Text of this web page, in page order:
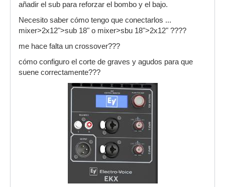
añadir el sub para reforzar el bombo y el bajo.
Necesito saber cómo tengo que conectarlos ...
mixer>2x12">sub 18" o mixer>sbu 18">2x12" ????
me hace falta un crossover???
cómo configuro el corte de graves y agudos para que
suene correctamente???